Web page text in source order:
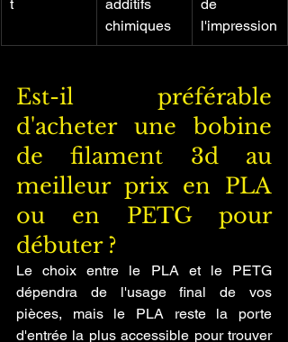
t
additifs
chimiques
de
l'impression
Est-il préférable
d'acheter une bobine
de filament 3d au
meilleur prix en PLA
ou en PETG pour
débuter ?
Le choix entre le PLA et le PETG
dépendra de l'usage final de vos
pièces, mais le PLA reste la porte
d'entrée la plus accessible pour trouver